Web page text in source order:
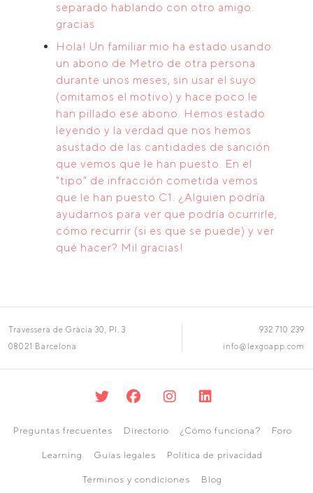
separado hablando con otro amigo.
gracias
Hola! Un familiar mio ha estado usando
un abono de Metro de otra persona
durante unos meses, sin usar el suyo
(omitamos el motivo) y hace poco le
han pillado ese abono. Hemos estado
leyendo y la verdad que nos hemos
asustado de las cantidades de sanción
que vemos que le han puesto. En el
"tipo" de infracción cometida vemos
que le han puesto C1. ¿Alguien podría
ayudarnos para ver que podría ocurrirle,
cómo recurrir (si es que se puede) y ver
qué hacer? Mil gracias!
Travessera de Gràcia 30, Pl. 3
08021 Barcelona
932 710 239
info@lexgoapp.com
Preguntas frecuentes Directorio ¿Cómo funciona? Foro
Learning Guías legales Política de privacidad
Términos y condiciones Blog